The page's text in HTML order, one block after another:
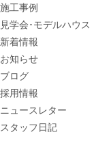
施工事例
見学会･モデルハウス
新着情報
お知らせ
ブログ
採用情報
ニュースレター
スタッフ日記